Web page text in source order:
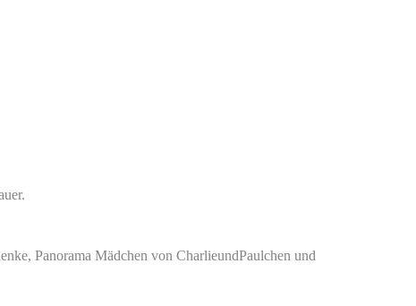
Panorama Mädchen von CharlieundPaulchen und